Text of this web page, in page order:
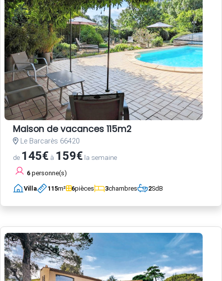
Maison de vacances 115m2
Le Barcarès 66420
de 145€ à 159€ la semaine
6 personne(s)
Villa 115m² 6pièces 3chambres 2SdB